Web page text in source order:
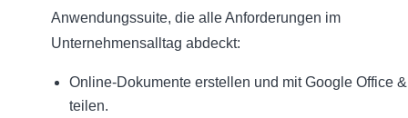
Anwendungssuite, die alle Anforderungen im
Unternehmensalltag abdeckt:
Online-Dokumente erstellen und mit Google Office
teilen.